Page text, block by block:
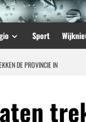
Sport
DE PROVINCIE IN